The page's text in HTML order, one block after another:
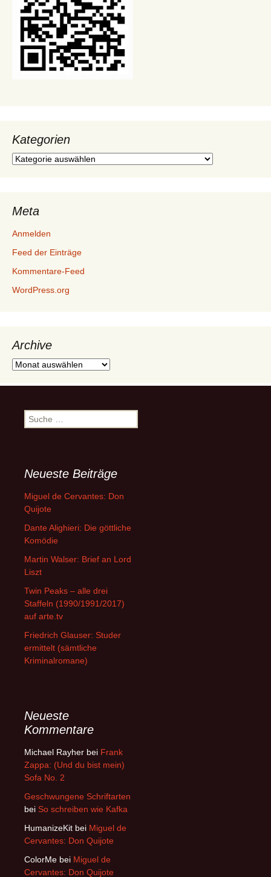
Kategorien
Kategorien
Meta
Anmelden
Feed der Einträge
Kommentare-Feed
WordPress.org
Archive
Archive
Suche
nach:
Neueste Beiträge
Miguel de Cervantes: Don
Quijote
Dante Alighieri: Die göttliche
Komödie
Martin Walser: Brief an Lord
Liszt
Twin Peaks – alle drei
Staffeln (1990/1991/2017)
auf arte.tv
Friedrich Glauser: Studer
ermittelt (sämtliche
Kriminalromane)
Neueste
Kommentare
Michael Rayher bei Frank
Zappa: (Und du bist mein)
Sofa No. 2
Geschwungene Schriftarten
bei So schreiben wie Kafka
HumanizeKit bei Miguel de
Cervantes: Don Quijote
ColorMe bei Miguel de
Cervantes: Don Quijote